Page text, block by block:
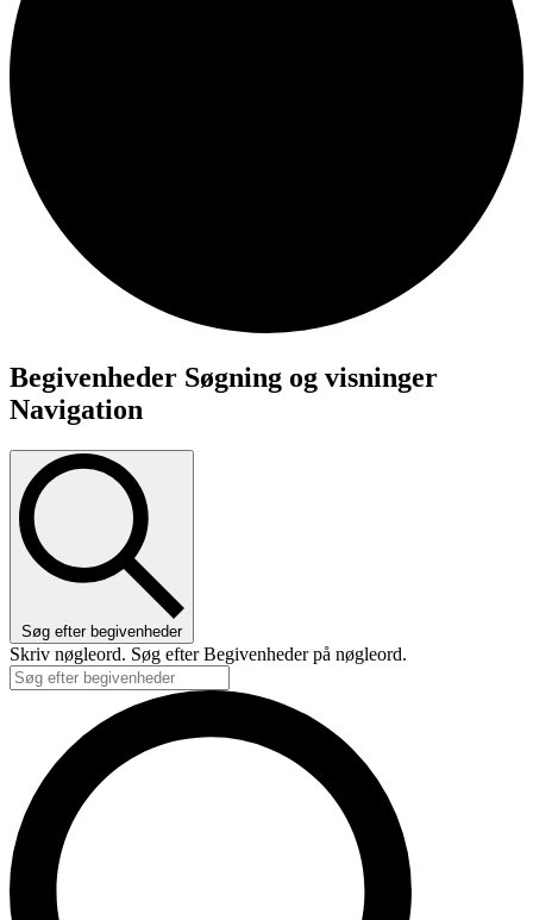
Begivenheder
for
februar
2025
Begivenheder Søgning og visninger
Navigation
Søg efter begivenheder
Skriv nøgleord. Søg efter Begivenheder på nøgleord.